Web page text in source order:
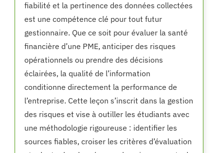
fiabilité et la pertinence des données collectées
est une compétence clé pour tout futur
gestionnaire. Que ce soit pour évaluer la santé
financière d’une PME, anticiper des risques
opérationnels ou prendre des décisions
éclairées, la qualité de l’information
conditionne directement la performance de
l’entreprise. Cette leçon s’inscrit dans la gestion
des risques et vise à outiller les étudiants avec
une méthodologie rigoureuse : identifier les
sources fiables, croiser les critères d’évaluation